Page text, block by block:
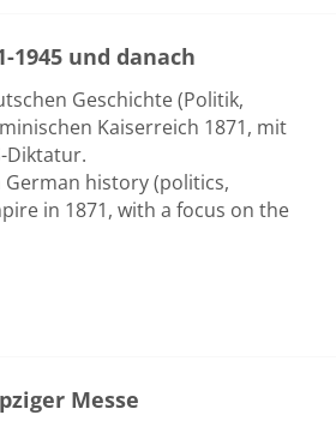
1945 und danach
Geschichte (Politik,
Kaiserreich 1871, mit
Diktatur.
history (politics,
in 1871, with a focus on the
Messe